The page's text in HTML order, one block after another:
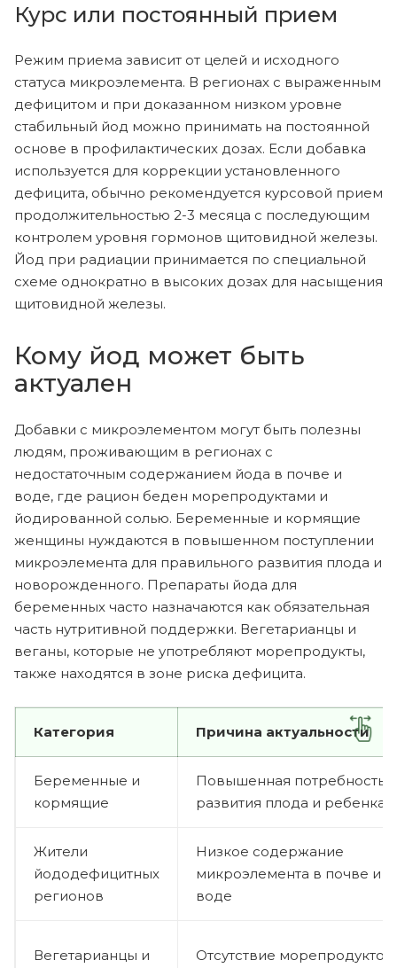
Курс или постоянный прием
Режим приема зависит от целей и исходного
статуса микроэлемента. В регионах с выраженным
дефицитом и при доказанном низком уровне
стабильный йод можно принимать на постоянной
основе в профилактических дозах. Если добавка
используется для коррекции установленного
дефицита, обычно рекомендуется курсовой прием
продолжительностью 2-3 месяца с последующим
контролем уровня гормонов щитовидной железы.
Йод при радиации принимается по специальной
схеме однократно в высоких дозах для насыщения
щитовидной железы.
Кому йод может быть
актуален
Добавки с микроэлементом могут быть полезны
людям, проживающим в регионах с
недостаточным содержанием йода в почве и
воде, где рацион беден морепродуктами и
йодированной солью. Беременные и кормящие
женщины нуждаются в повышенном поступлении
микроэлемента для правильного развития плода и
новорожденного. Препараты йода для
беременных часто назначаются как обязательная
часть нутритивной поддержки. Вегетарианцы и
веганы, которые не употребляют морепродукты,
также находятся в зоне риска дефицита.
Категория Причина актуальности
Беременные и
кормящие
Повышенная потребность
развития плода и ребенка
Жители
йододефицитных
регионов
Низкое содержание
микроэлемента в почве и
воде
Вегетарианцы и
Отсутствие морепродуктов